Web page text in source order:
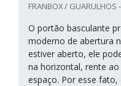
FRANBOX / GUARULHOS
O portão basculante
moderno de abertura
estiver aberto, ele
na horizontal, rente
espaço. Por esse